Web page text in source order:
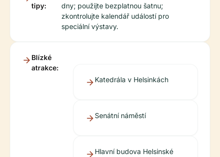
tipy:
dny; použijte bezplatnou šatnu;
zkontrolujte kalendář událostí pro
speciální výstavy.
Blízké
atrakce:
Katedrála v Helsinkách
Senátní náměstí
Hlavní budova Helsinské